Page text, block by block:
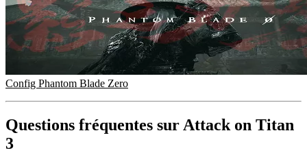
Config Phantom Blade Zero
Questions fréquentes sur Attack on Titan
3